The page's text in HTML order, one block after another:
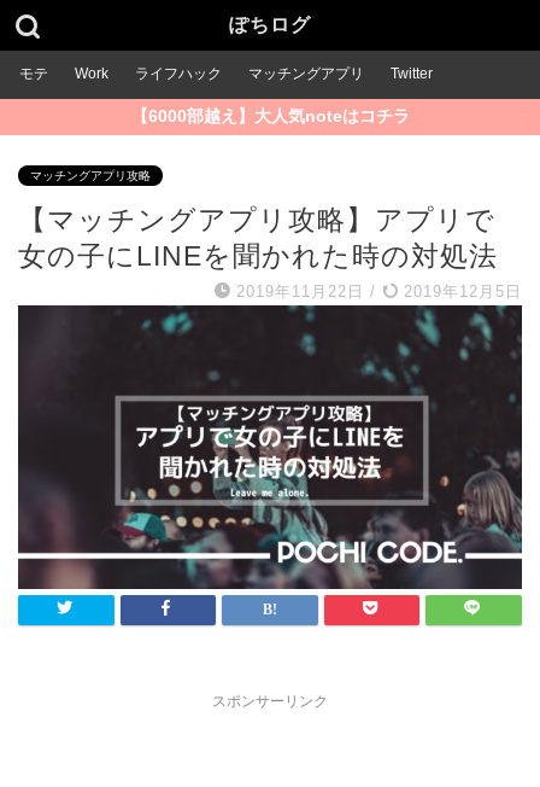
ぽちログ
モテ Work ライフハック マッチングアプリ Twitter
【6000部越え】大人気noteはコチラ
マッチングアプリ攻略
【マッチングアプリ攻略】アプリで
女の子にLINEを聞かれた時の対処法
2019年11月22日 / 2019年12月5日
スポンサーリンク